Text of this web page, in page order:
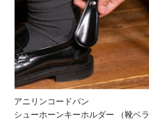
アニリンコードバン
シューホーンキーホルダー （靴ベラ